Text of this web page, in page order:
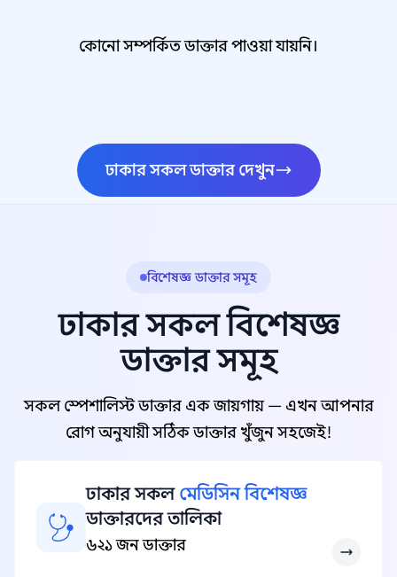
কোনো সম্পর্কিত ডাক্তার পাওয়া যায়নি।
ঢাকার সকল ডাক্তার দেখুন
বিশেষজ্ঞ ডাক্তার সমূহ
ঢাকার সকল বিশেষজ্ঞ
ডাক্তার সমূহ
সকল স্পেশালিস্ট ডাক্তার এক জায়গায় — এখন আপনার
রোগ অনুযায়ী সঠিক ডাক্তার খুঁজুন সহজেই!
ঢাকার সকল মেডিসিন বিশেষজ্ঞ
ডাক্তারদের তালিকা
৬২১ জন ডাক্তার